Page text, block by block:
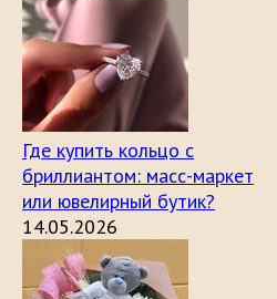
Где купить кольцо с
бриллиантом: масс-маркет
или ювелирный бутик?
14.05.2026